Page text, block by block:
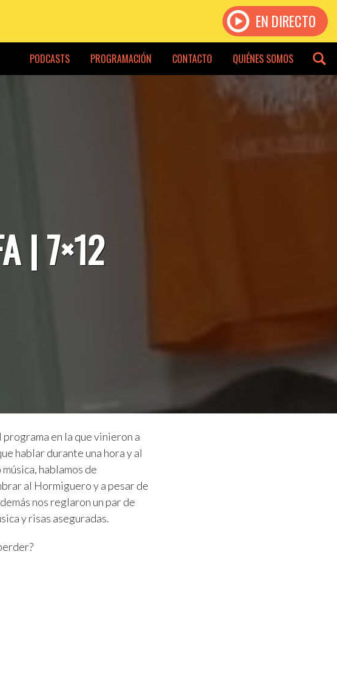
EN DIRECTO
PODCASTS PROGRAMACIÓN CONTACTO QUIÉNES SOMOS
| 7×12
en la que vinieron a
hablar durante una hora y al
hablamos de
al Hormiguero y a pesar de
nos reglaron un par de
y risas aseguradas.